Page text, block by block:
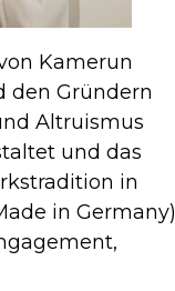
Kamerun
den Gründern
Altruismus
und das
in
in Germany)